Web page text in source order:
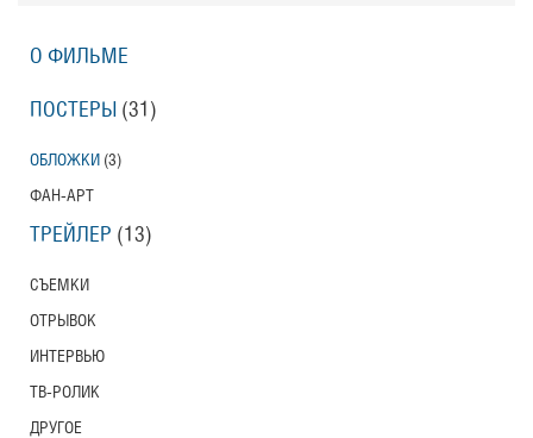
О ФИЛЬМЕ
ПОСТЕРЫ (31)
ОБЛОЖКИ (3)
ФАН-АРТ
ТРЕЙЛЕР (13)
СЪЕМКИ
ОТРЫВОК
ИНТЕРВЬЮ
ТВ-РОЛИК
ДРУГОЕ